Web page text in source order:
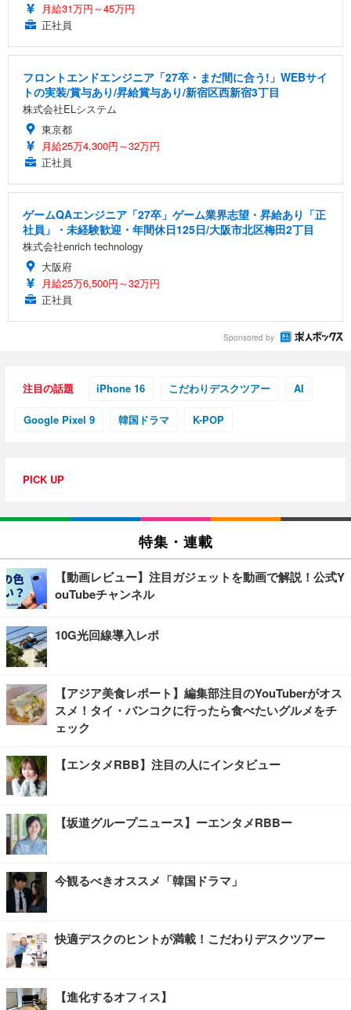
月給31万円～45万円
正社員
フロントエンドエンジニア「27卒・まだ間に合う!」WEBサイ
トの実装/賞与あり/昇給賞与あり/新宿区西新宿3丁目
株式会社ELシステム
東京都
月給25万4,300円～32万円
正社員
ゲームQAエンジニア「27卒」ゲーム業界志望・昇給あり「正
社員」・未経験歓迎・年間休日125日/大阪市北区梅田2丁目
株式会社enrich technology
大阪府
月給25万6,500円～32万円
正社員
Sponsored by
注目の話題 iPhone 16 こだわりデスクツアー AI
Google Pixel 9 韓国ドラマ K-POP
PICK UP
特集・連載
【動画レビュー】注目ガジェットを動画で解説！公式Y
ouTubeチャンネル
10G光回線導入レポ
【アジア美食レポート】編集部注目のYouTuberがオス
スメ！タイ・バンコクに行ったら食べたいグルメをチ
ェック
【エンタメRBB】注目の人にインタビュー
【坂道グループニュース】ーエンタメRBBー
今観るべきオススメ「韓国ドラマ」
快適デスクのヒントが満載！こだわりデスクツアー
【進化するオフィス】